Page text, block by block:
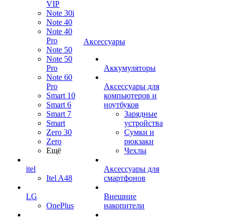
VIP
Note 30i
Note 40
Note 40
Pro
Note 50
Note 50
Pro
Note 60
Pro
Smart 10
Smart 6
Smart 7
Smart
Zero 30
Zero
Ещё
itel
Itel A48
LG
OnePlus
Аксессуары
Аккумуляторы
Аксессуары для
компьютеров и
ноутбуков
Зарядные
устройства
Сумки и
рюкзаки
Чехлы
Аксессуары для
смартфонов
Внешние
накопители